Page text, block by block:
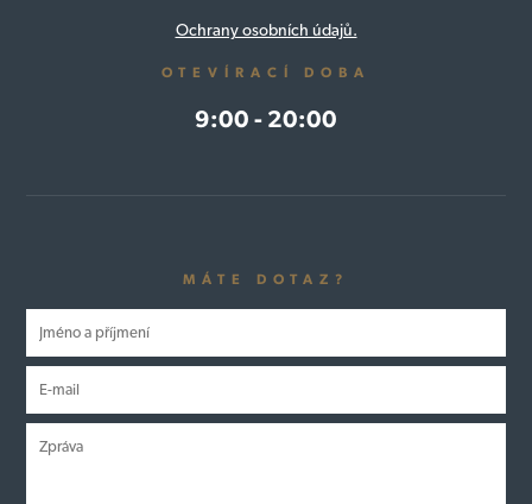
Ochrany osobních údajů.
OTEVÍRACÍ DOBA
9:00 - 20:00
MÁTE DOTAZ?